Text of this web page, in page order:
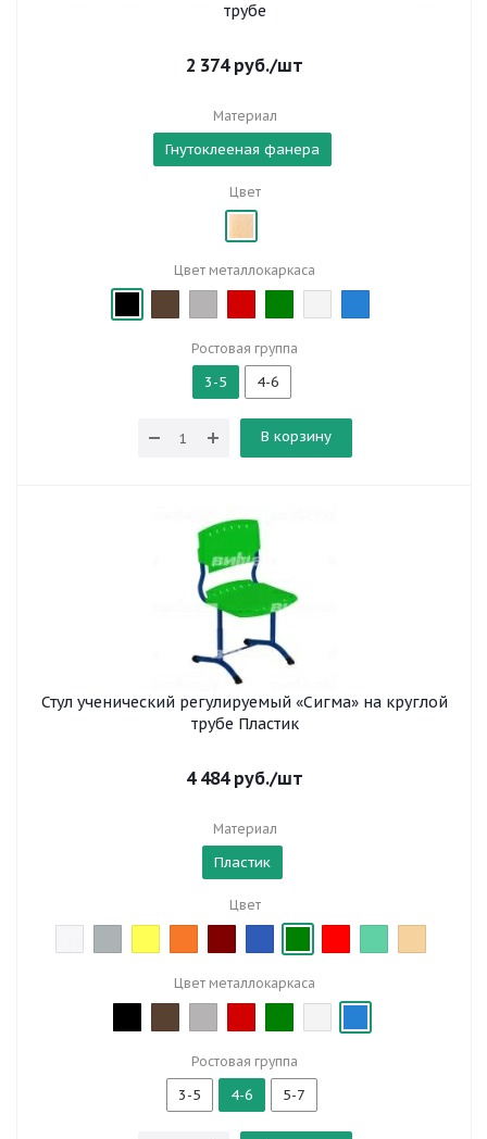
трубе
2 374руб./шт
Материал
Гнутоклееная фанера
Цвет
Цвет металлокаркаса
Ростовая группа
3-5 4-6
В корзину
Стул ученический регулируемый «Сигма» на круглой
трубе Пластик
4 484руб./шт
Материал
Пластик
Цвет
Цвет металлокаркаса
Ростовая группа
3-5 4-6 5-7